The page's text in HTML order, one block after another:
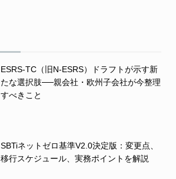
ESRS-TC（旧N-ESRS）ドラフトが示す新
たな選択肢──親会社・欧州子会社が今整理
すべきこと
SBTiネットゼロ基準V2.0決定版：変更点、
移行スケジュール、実務ポイントを解説